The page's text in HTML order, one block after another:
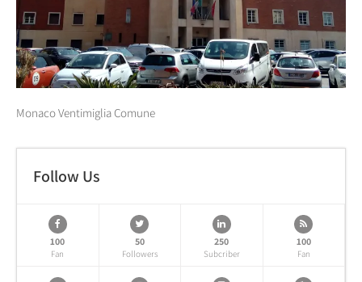
Monaco Ventimiglia Comune
Follow Us
100
Fan
50
Followers
250
Subcriber
100
Fan